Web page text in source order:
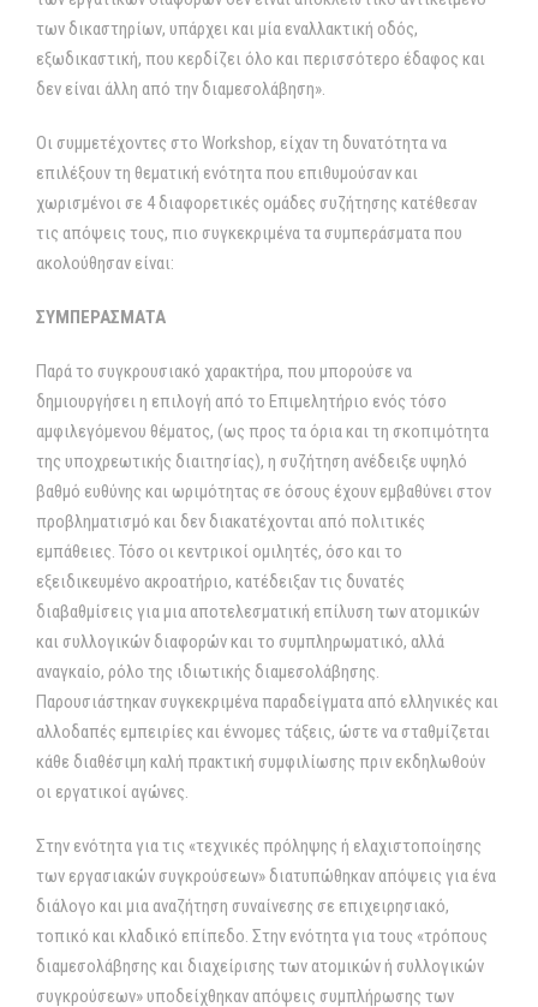
των δικαστηρίων, υπάρχει και μία εναλλακτική οδός,
εξωδικαστική, που κερδίζει όλο και περισσότερο έδαφος και
δεν είναι άλλη από την διαμεσολάβηση».
Οι συμμετέχοντες στο Workshop, είχαν τη δυνατότητα να
επιλέξουν τη θεματική ενότητα που επιθυμούσαν και
χωρισμένοι σε 4 διαφορετικές ομάδες συζήτησης κατέθεσαν
τις απόψεις τους, πιο συγκεκριμένα τα συμπεράσματα που
ακολούθησαν είναι:
ΣΥΜΠΕΡΑΣΜΑΤΑ
Παρά το συγκρουσιακό χαρακτήρα, που μπορούσε να
δημιουργήσει η επιλογή από το Επιμελητήριο ενός τόσο
αμφιλεγόμενου θέματος, (ως προς τα όρια και τη σκοπιμότητα
της υποχρεωτικής διαιτησίας), η συζήτηση ανέδειξε υψηλό
βαθμό ευθύνης και ωριμότητας σε όσους έχουν εμβαθύνει στον
προβληματισμό και δεν διακατέχονται από πολιτικές
εμπάθειες. Τόσο οι κεντρικοί ομιλητές, όσο και το
εξειδικευμένο ακροατήριο, κατέδειξαν τις δυνατές
διαβαθμίσεις για μια αποτελεσματική επίλυση των ατομικών
και συλλογικών διαφορών και το συμπληρωματικό, αλλά
αναγκαίο, ρόλο της ιδιωτικής διαμεσολάβησης.
Παρουσιάστηκαν συγκεκριμένα παραδείγματα από ελληνικές και
αλλοδαπές εμπειρίες και έννομες τάξεις, ώστε να σταθμίζεται
κάθε διαθέσιμη καλή πρακτική συμφιλίωσης πριν εκδηλωθούν
οι εργατικοί αγώνες.
Στην ενότητα για τις «τεχνικές πρόληψης ή ελαχιστοποίησης
των εργασιακών συγκρούσεων» διατυπώθηκαν απόψεις για ένα
διάλογο και μια αναζήτηση συναίνεσης σε επιχειρησιακό,
τοπικό και κλαδικό επίπεδο. Στην ενότητα για τους «τρόπους
διαμεσολάβησης και διαχείρισης των ατομικών ή συλλογικών
συγκρούσεων» υποδείχθηκαν απόψεις συμπλήρωσης των